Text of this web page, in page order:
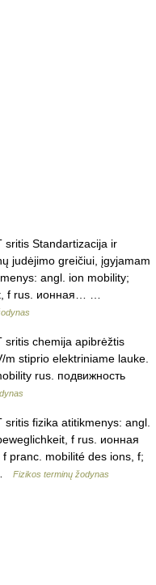
Standartizacija ir
judėjimo greičiui, įgyjamam
angl. ion mobility;
f rus. ионная… …
chemija apibrėžtis
stiprio elektriniame lauke.
rus. подвижность
fizika atitikmenys: angl.
f rus. ионная
f pranc. mobilité des ions, f;
Fizikos terminų žodynas